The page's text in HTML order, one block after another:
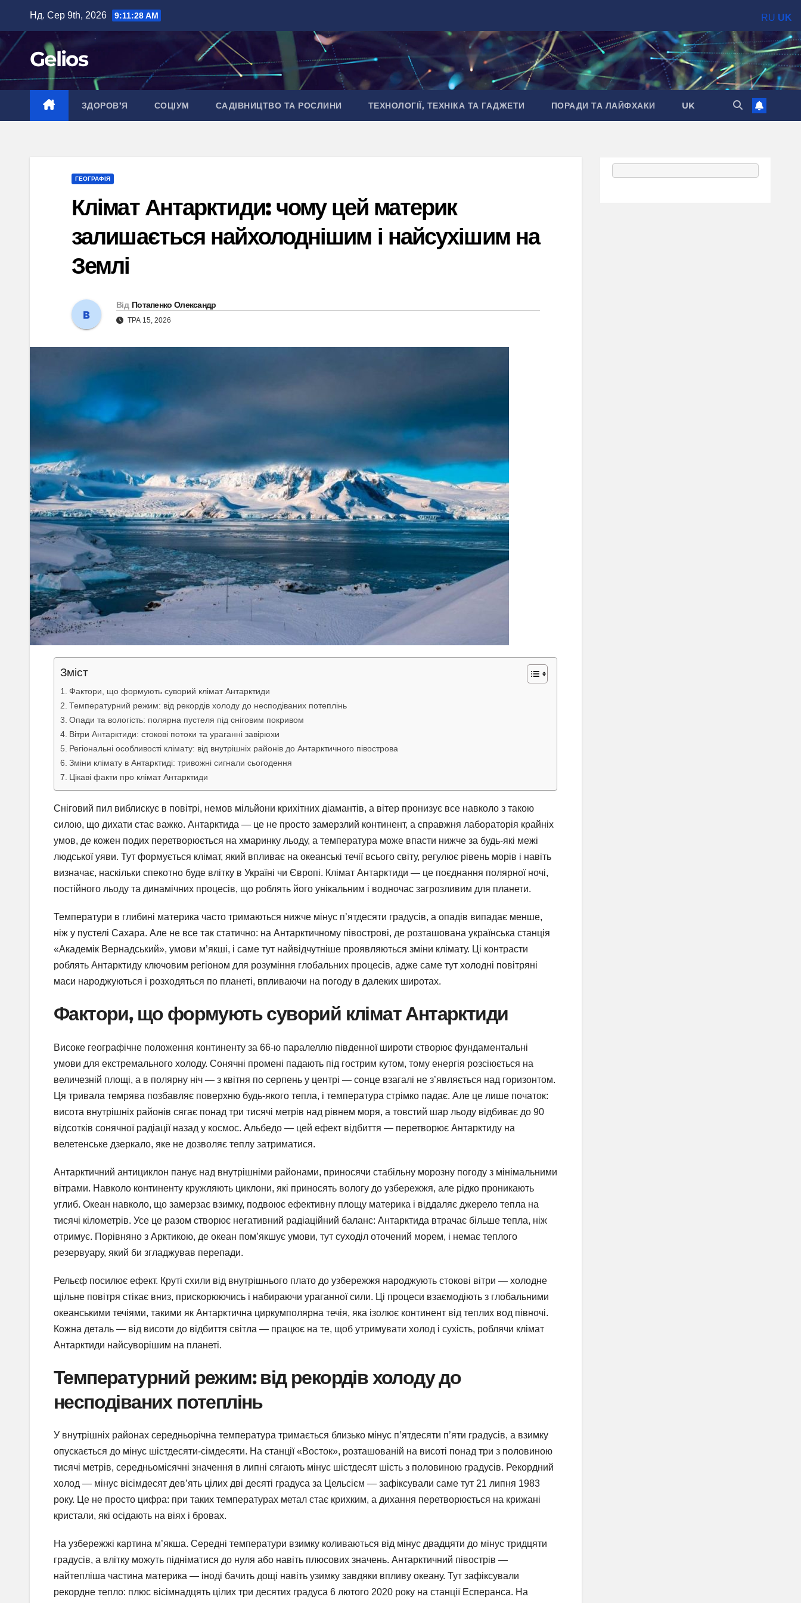
вмісту
Нд. Сер 9th, 2026 9:11:29 AM
Gelios
ЗДОРОВ’Я СОЦІУМ САДІВНИЦТВО ТА РОСЛИНИ ТЕХНОЛОГІЇ, ТЕХНІКА ТА ГАДЖЕТИ ПОРАДИ ТА ЛАЙФХАКИ UK
ГЕОГРАФІЯ
Клімат Антарктиди: чому цей материк
залишається найхолоднішим і найсухішим на
Землі
Від Потапенко Олександр
ТРА 15, 2026
Зміст
Фактори, що формують суворий клімат Антарктиди
Температурний режим: від рекордів холоду до несподіваних потеплінь
Опади та вологість: полярна пустеля під сніговим покривом
Вітри Антарктиди: стокові потоки та ураганні завірюхи
Регіональні особливості клімату: від внутрішніх районів до Антарктичного півострова
Зміни клімату в Антарктиді: тривожні сигнали сьогодення
Цікаві факти про клімат Антарктиди
Сніговий пил виблискує в повітрі, немов мільйони крихітних діамантів, а вітер пронизує все навколо з такою
силою, що дихати стає важко. Антарктида — це не просто замерзлий континент, а справжня лабораторія крайніх
умов, де кожен подих перетворюється на хмаринку льоду, а температура може впасти нижче за будь-які межі
людської уяви. Тут формується клімат, який впливає на океанські течії всього світу, регулює рівень морів і навіть
визначає, наскільки спекотно буде влітку в Україні чи Європі. Клімат Антарктиди — це поєднання полярної ночі,
постійного льоду та динамічних процесів, що роблять його унікальним і водночас загрозливим для планети.
Температури в глибині материка часто тримаються нижче мінус п’ятдесяти градусів, а опадів випадає менше,
ніж у пустелі Сахара. Але не все так статично: на Антарктичному півострові, де розташована українська станція
«Академік Вернадський», умови м’якші, і саме тут найвідчутніше проявляються зміни клімату. Ці контрасти
роблять Антарктиду ключовим регіоном для розуміння глобальних процесів, адже саме тут холодні повітряні
маси народжуються і розходяться по планеті, впливаючи на погоду в далеких широтах.
Фактори, що формують суворий клімат Антарктиди
Високе географічне положення континенту за 66-ю паралеллю південної широти створює фундаментальні
умови для екстремального холоду. Сонячні промені падають під гострим кутом, тому енергія розсіюється на
величезній площі, а в полярну ніч — з квітня по серпень у центрі — сонце взагалі не з’являється над горизонтом.
Ця тривала темрява позбавляє поверхню будь-якого тепла, і температура стрімко падає. Але це лише початок:
висота внутрішніх районів сягає понад три тисячі метрів над рівнем моря, а товстий шар льоду відбиває до 90
відсотків сонячної радіації назад у космос. Альбедо — цей ефект відбиття — перетворює Антарктиду на
велетенське дзеркало, яке не дозволяє теплу затриматися.
Антарктичний антициклон панує над внутрішніми районами, приносячи стабільну морозну погоду з мінімальними
вітрами. Навколо континенту кружляють циклони, які приносять вологу до узбережжя, але рідко проникають
углиб. Океан навколо, що замерзає взимку, подвоює ефективну площу материка і віддаляє джерело тепла на
тисячі кілометрів. Усе це разом створює негативний радіаційний баланс: Антарктида втрачає більше тепла, ніж
отримує. Порівняно з Арктикою, де океан пом’якшує умови, тут суходіл оточений морем, і немає теплого
резервуару, який би згладжував перепади.
Рельєф посилює ефект. Круті схили від внутрішнього плато до узбережжя народжують стокові вітри — холодне
щільне повітря стікає вниз, прискорюючись і набираючи ураганної сили. Ці процеси взаємодіють з глобальними
океанськими течіями, такими як Антарктична циркумполярна течія, яка ізолює континент від теплих вод півночі.
Кожна деталь — від висоти до відбиття світла — працює на те, щоб утримувати холод і сухість, роблячи клімат
Антарктиди найсуворішим на планеті.
Температурний режим: від рекордів холоду до
несподіваних потеплінь
У внутрішніх районах середньорічна температура тримається близько мінус п’ятдесяти п’яти градусів, а взимку
опускається до мінус шістдесяти-сімдесяти. На станції «Восток», розташованій на висоті понад три з половиною
тисячі метрів, середньомісячні значення в липні сягають мінус шістдесят шість з половиною градусів. Рекордний
холод — мінус вісімдесят дев’ять цілих дві десяті градуса за Цельсієм — зафіксували саме тут 21 липня 1983
року. Це не просто цифра: при таких температурах метал стає крихким, а дихання перетворюється на крижані
кристали, які осідають на віях і бровах.
На узбережжі картина м’якша. Середні температури взимку коливаються від мінус двадцяти до мінус тридцяти
градусів, а влітку можуть підніматися до нуля або навіть плюсових значень. Антарктичний півострів —
найтепліша частина материка — іноді бачить дощі навіть узимку завдяки впливу океану. Тут зафіксували
рекордне тепло: плюс вісімнадцять цілих три десятих градуса 6 лютого 2020 року на станції Есперанса. На
RU UK